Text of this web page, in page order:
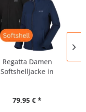
Regatta Damen
Softshelljacke in
79,95 € *